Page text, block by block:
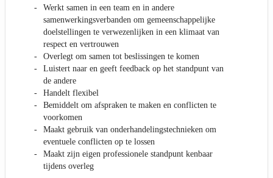
Werkt samen in een team en in andere
samenwerkingsverbanden om gemeenschappelijke
doelstellingen te verwezenlijken in een klimaat van
respect en vertrouwen
Overlegt om samen tot beslissingen te komen
Luistert naar en geeft feedback op het standpunt van
de andere
Handelt flexibel
Bemiddelt om afspraken te maken en conflicten te
voorkomen
Maakt gebruik van onderhandelingstechnieken om
eventuele conflicten op te lossen
Maakt zijn eigen professionele standpunt kenbaar
tijdens overleg